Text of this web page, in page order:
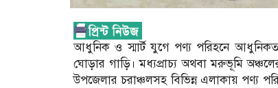
আধুনিক ও স্মার্ট যুগে পণ্য পরিহনে
ঘোড়ার গাড়ি। মধ্যপ্রাচ্য অথবা মরুভূমি
উপজেলার চরাঞ্চলসহ বিভিন্ন এলাকায় পণ্য